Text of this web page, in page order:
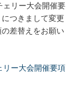
ェリー大会開催要
つきまして変更
差替えをお願い
リー大会開催要項